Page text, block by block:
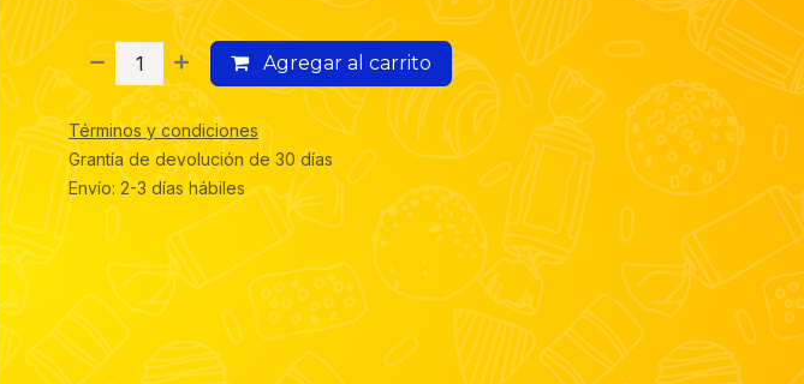
Agregar al carrito
Términos y condiciones
Grantía de devolución de 30 días
Envío: 2-3 días hábiles